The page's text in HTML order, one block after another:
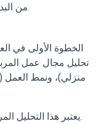
من البداية إلى النهاية، مما يضمن تقدم الأسر بثقة.
الخطوة الأولى في
تحليل مجال عمل
منزلي)، ونمط العمل
يعتبر هذا التحليل المرحلة الأكثر أهمية لتحديد المرشح المناسب.